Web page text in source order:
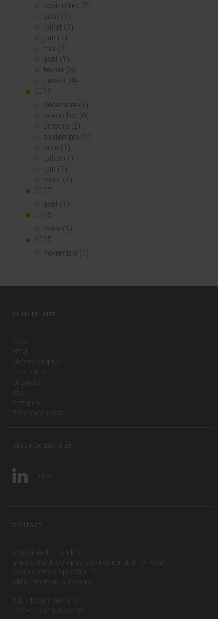
septembre (2)
août (3)
juillet (3)
juin (1)
mai (1)
avril (1)
février (3)
janvier (4)
2018
décembre (3)
novembre (6)
octobre (2)
septembre (1)
août (1)
juillet (1)
juin (1)
mars (2)
2017
avril (1)
2016
mars (1)
2015
novembre (1)
PLAN DU SITE
PACS
HCM
Mammographie
Partenaires
Le Service
Blog
Entreprise
Téléchargements
RÉSEAUX SOCIAUX
LinkedIn
CONTACT
VISUS Health IT GmbH
une société de CompuGroup Medical SE & Co. KGaA
Gesundheitscampus-Süd 15
44801 Bochum, Allemagne
TÉL +49 234 93693-0
FAX +49 234 93693-199